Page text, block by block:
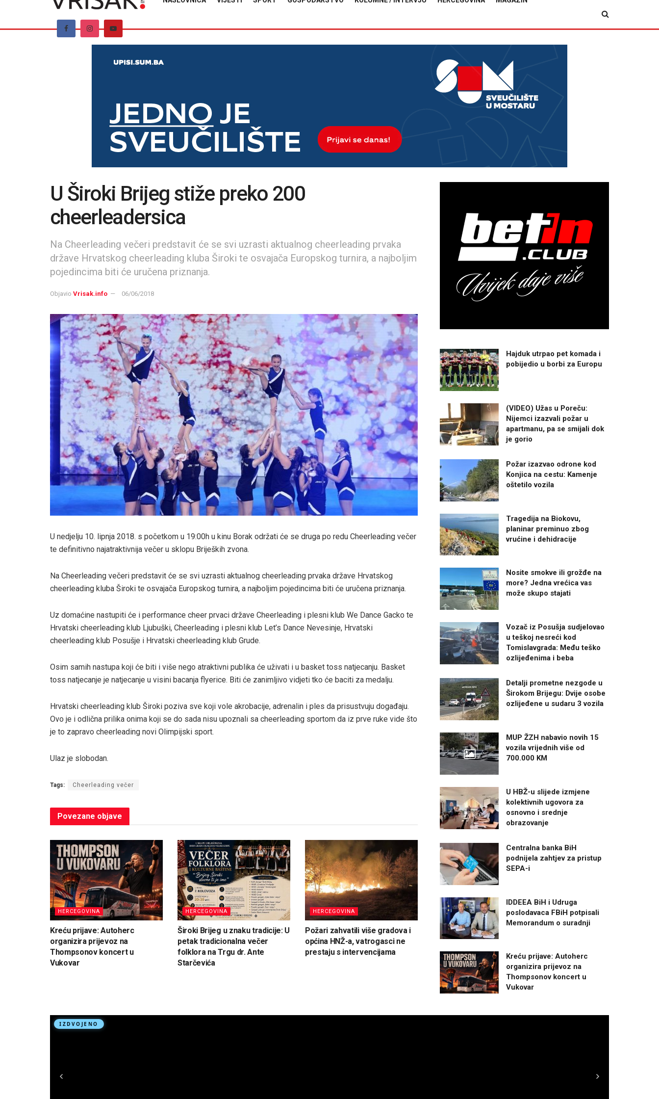
U Široki Brijeg stiže preko 200
cheerleadersica
Na Cheerleading večeri predstavit će se svi uzrasti aktualnog cheerleading prvaka
države Hrvatskog cheerleading kluba Široki te osvajača Europskog turnira, a najboljim
pojedincima biti će uručena priznanja.
Objavio Vrisak.info 06/06/2018
U nedjelju 10. lipnja 2018. s početkom u 19:00h u kinu Borak održati će se druga po redu Cheerleading večer
te definitivno najatraktivnija večer u sklopu Brijeških zvona.
Na Cheerleading večeri predstavit će se svi uzrasti aktualnog cheerleading prvaka države Hrvatskog
cheerleading kluba Široki te osvajača Europskog turnira, a najboljim pojedincima biti će uručena priznanja.
Uz domaćine nastupiti će i performance cheer prvaci države Cheerleading i plesni klub We Dance Gacko te
Hrvatski cheerleading klub Ljubuški, Cheerleading i plesni klub Let’s Dance Nevesinje, Hrvatski
cheerleading klub Posušje i Hrvatski cheerleading klub Grude.
Osim samih nastupa koji će biti i više nego atraktivni publika će uživati i u basket toss natjecanju. Basket
toss natjecanje je natjecanje u visini bacanja flyerice. Biti će zanimljivo vidjeti tko će baciti za medalju.
Hrvatski cheerleading klub Široki poziva sve koji vole akrobacije, adrenalin i ples da prisustvuju događaju.
Ovo je i odlična prilika onima koji se do sada nisu upoznali sa cheerleading sportom da iz prve ruke vide što
je to zapravo cheerleading novi Olimpijski sport.
Ulaz je slobodan.
Tags: Cheerleading večer
Povezane objave
HERCEGOVINA
Kreću prijave: Autoherc
organizira prijevoz na
Thompsonov koncert u
Vukovar
HERCEGOVINA
Široki Brijeg u znaku tradicije: U
petak tradicionalna večer
folklora na Trgu dr. Ante
Starčevića
HERCEGOVINA
Požari zahvatili više gradova i
općina HNŽ-a, vatrogasci ne
prestaju s intervencijama
Hajduk utrpao pet komada i
pobijedio u borbi za Europu
(VIDEO) Užas u Poreču:
Nijemci izazvali požar u
apartmanu, pa se smijali dok
je gorio
Požar izazvao odrone kod
Konjica na cestu: Kamenje
oštetilo vozila
Tragedija na Biokovu,
planinar preminuo zbog
vrućine i dehidracije
Nosite smokve ili grožđe na
more? Jedna vrećica vas
može skupo stajati
Vozač iz Posušja sudjelovao
u teškoj nesreći kod
Tomislavgrada: Među teško
ozlijeđenima i beba
Detalji prometne nezgode u
Širokom Brijegu: Dvije osobe
ozlijeđene u sudaru 3 vozila
MUP ŽZH nabavio novih 15
vozila vrijednih više od
700.000 KM
U HBŽ-u slijede izmjene
kolektivnih ugovora za
osnovno i srednje
obrazovanje
Centralna banka BiH
podnijela zahtjev za pristup
SEPA-i
IDDEEA BiH i Udruga
poslodavaca FBiH potpisali
Memorandum o suradnji
Kreću prijave: Autoherc
organizira prijevoz na
Thompsonov koncert u
Vukovar